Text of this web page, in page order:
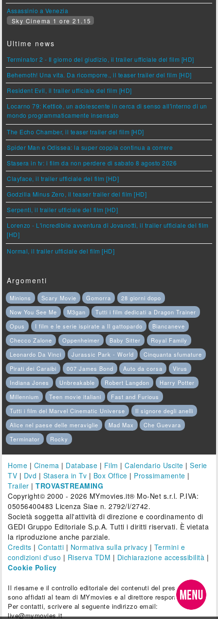
Assassinio a Venezia
Sky Cinema 1 ore 21.15
Ultime news
Terminator 2 - Il giorno del giudizio, il trailer ufficiale del film [HD]
Behemoth! Una vita. Da ricomporre., il teaser trailer del film [HD]
Resident Evil, il trailer ufficiale del film [HD]
Locarno 79: Ketticè, un adolescente in cerca di senso all'interno di un
mondo programmaticamente insensato
The Echo Chamber, il teaser trailer del film [HD]
Spider Man e Odissea: la super coppia continua a correre
Stasera in tv: i film da non perdere di sabato 8 agosto 2026
Clayface, il trailer ufficiale del film [HD]
Godzilla Minus Zero, il teaser trailer del film [HD]
Serpenti, il trailer ufficiale del film [HD]
Lorenzo - L'incredibile avventura di Jovanotti, il trailer ufficiale del film
[HD]
Normal, il trailer ufficiale del film [HD]
Argomenti
Minions Scary Movie Gomorra
28 giorni dopo
Now You See Me
M3gan
Tutti i film dedicati a Dragon Trainer
Opus
I film e le serie ispirate a Il gattopardo
Biancaneve
Checco Zalone
Oppenheimer Baby Sitter
Royal Family
Leonardo Da Vinci
Jurassic Park - World
Cinquanta sfumature
Pirati dei Caraibi
007 James Bond Auto da corsa
Virus
Indiana Jones
Unbreakable Robert Langdon
Harry Potter
Millennium
Teen movie italiani
Fast and Furious
Tutti i film del Marvel Cinematic Universe
Il signore degli anelli
Alice nel paese delle meraviglie
Mad Max
Che Guevara
Terminator
Rocky
Home | Cinema | Database | Film |Calendario Uscite |Serie
TV | Dvd | Stasera in Tv | Box Office | Prossimamente |
Trailer |TROVASTREAMING
Copyright© 2000 - 2026 MYmovies.it® Mo-Net s.r.l. P.IVA:
05056400483 Licenza Siae n. 2792/I/2742.
Società soggetta all'attività di direzione e coordinamento di
GEDI Gruppo Editoriale S.p.A. Tutti i diritti riservati. È vietata
la riproduzione anche parziale.
Credits |Contatti | Normativa sulla privacy | Termini e
condizioni d'uso | Riserva TDM | Dichiarazione accessibilità |
Cookie Policy
Il riesame e il controllo editoriale dei contenuti del presente sito
sono affidati al team di MYmovies e al direttore responsabile.
Per contatti, scrivere al seguente indirizzo email:
live@mymovies.it